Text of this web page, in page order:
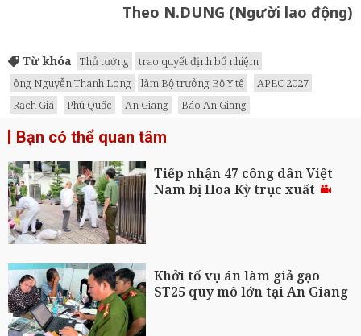
Theo N.DUNG (Người lao động)
Từ khóa Thủ tướng
trao quyết định bổ nhiệm
ông Nguyễn Thanh Long
làm Bộ trưởng Bộ Y tế
APEC 2027
Rạch Giá
Phú Quốc An Giang Báo An Giang
Bạn có thể quan tâm
Tiếp nhận 47 công dân Việt
Nam bị Hoa Kỳ trục xuất
Khởi tố vụ án làm giả gạo
ST25 quy mô lớn tại An Giang